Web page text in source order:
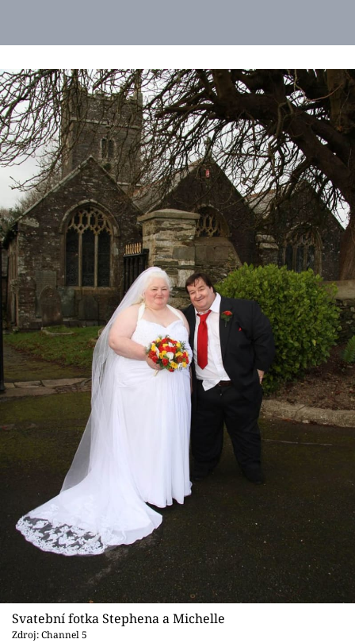
Svatební fotka Stephena a Michelle
Zdroj: Channel 5